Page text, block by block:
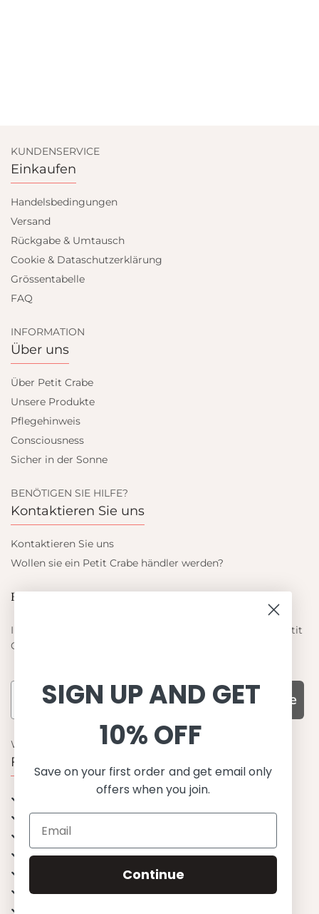
KUNDENSERVICE
Einkaufen
Handelsbedingungen
Versand
Rückgabe & Umtausch
Cookie & Dataschutzerklärung
Grössentabelle
FAQ
INFORMATION
Über uns
Über Petit Crabe
Unsere Produkte
Pflegehinweis
Consciousness
Sicher in der Sonne
BENÖTIGEN SIE HILFE?
Kontaktieren Sie uns
Kontaktieren Sie uns
Wollen sie ein Petit Crabe händler werden?
Blieb auf dem laufenden
Informieren Sie sich über die neuesten Angebote von Petit
Crabe
Subscribe
WARUM UNS WÄHLEN
Funktion, Qualität und Design
OEKO-TEX® zertifiziertes Stoffe
Materialien von bester Qualität
Stilvoll & Anspruchsvoll
Angenehm zu tragen
Mix&Match - Endlose Kombinationen
SIGN UP AND GET
10% OFF
Save on your first order and get email only
offers when you join.
Continue